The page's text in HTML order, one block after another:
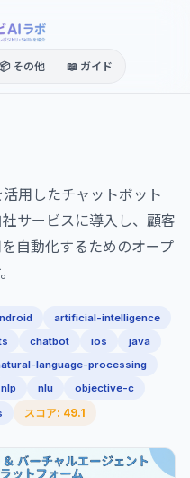
その他 📖 ガイド
用したチャットボット
サービスに導入し、顧客
自動化するためのオープ
artificial-intelligence
chatbot ios
java
language-processing
nlp nlu
objective-c
スコア: 49.1